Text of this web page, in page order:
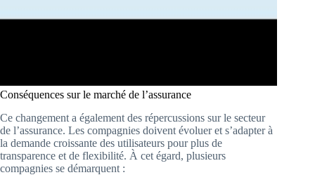
Conséquences sur le marché de l’assurance
Ce changement a également des répercussions sur le secteur
de l’assurance. Les compagnies doivent évoluer et s’adapter à
la demande croissante des utilisateurs pour plus de
transparence et de flexibilité. À cet égard, plusieurs
compagnies se démarquent :